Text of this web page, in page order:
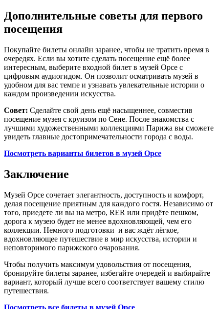
Дополнительные советы для первого
посещения
Покупайте билеты онлайн заранее, чтобы не тратить время в
очередях. Если вы хотите сделать посещение ещё более
интересным, выберите входной билет в музей Орсе с
цифровым аудиогидом. Он позволит осматривать музей в
удобном для вас темпе и узнавать увлекательные истории о
каждом произведении искусства.
Совет: Сделайте свой день ещё насыщеннее, совместив
посещение музея с круизом по Сене. После знакомства с
лучшими художественными коллекциями Парижа вы сможете
увидеть главные достопримечательности города с воды.
Посмотреть варианты билетов в музей Орсе
Заключение
Музей Орсе сочетает элегантность, доступность и комфорт,
делая посещение приятным для каждого гостя. Независимо от
того, приедете ли вы на метро, RER или придёте пешком,
дорога к музею будет не менее вдохновляющей, чем его
коллекции. Немного подготовки и вас ждёт лёгкое,
вдохновляющее путешествие в мир искусства, истории и
неповторимого парижского очарования.
Чтобы получить максимум удовольствия от посещения,
бронируйте билеты заранее, избегайте очередей и выбирайте
вариант, который лучше всего соответствует вашему стилю
путешествия.
Посмотреть все билеты в музей Орсе